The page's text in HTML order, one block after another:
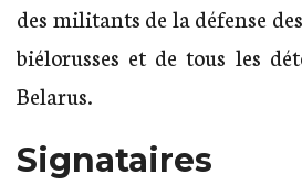
des militants de la défense
biélorusses et de tous les
Belarus.
Signataires